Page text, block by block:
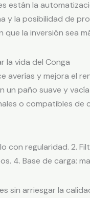
están la
y la posibilidad de
la inversión sea
la vida del Conga
averías y mejora el
un paño suave y
o compatibles de
con regularidad. 2.
4. Base de carga:
sin arriesgar la